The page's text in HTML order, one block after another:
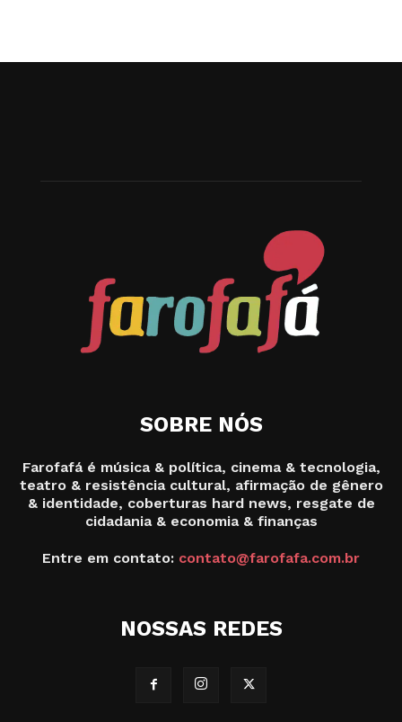
SOBRE NÓS
Farofafá é música & política, cinema & tecnologia,
teatro & resistência cultural, afirmação de gênero
& identidade, coberturas hard news, resgate de
cidadania & economia & finanças
Entre em contato: contato@farofafa.com.br
NOSSAS REDES